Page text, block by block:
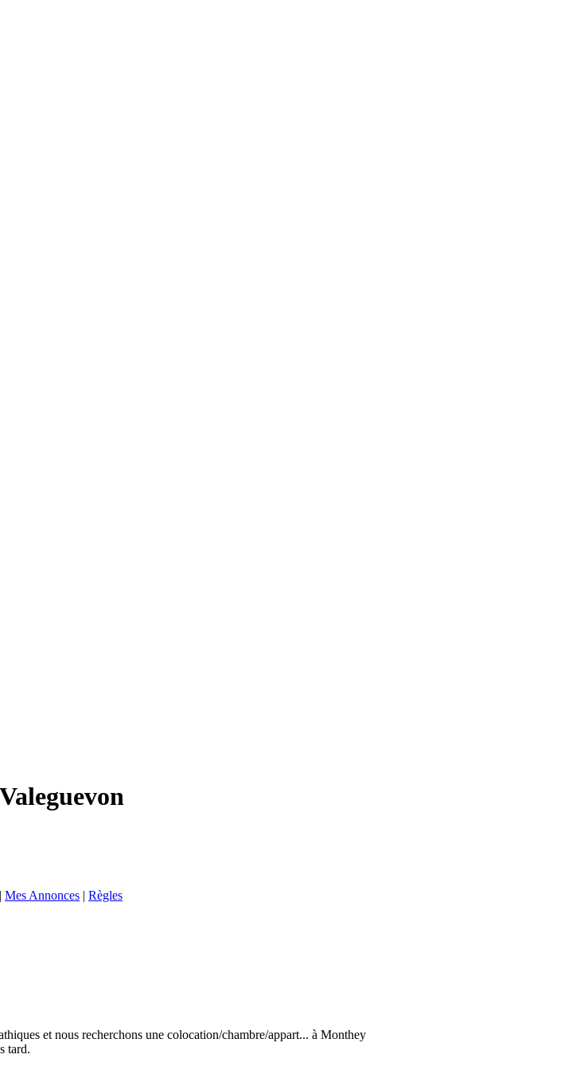
| Mes Annonces | Règles
et nous recherchons une colocation/chambre/appart... à Monthey
tard.